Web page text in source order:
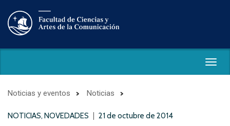
Noticias y eventos Noticias
NOTICIAS, NOVEDADES 21 de octubre de 2014